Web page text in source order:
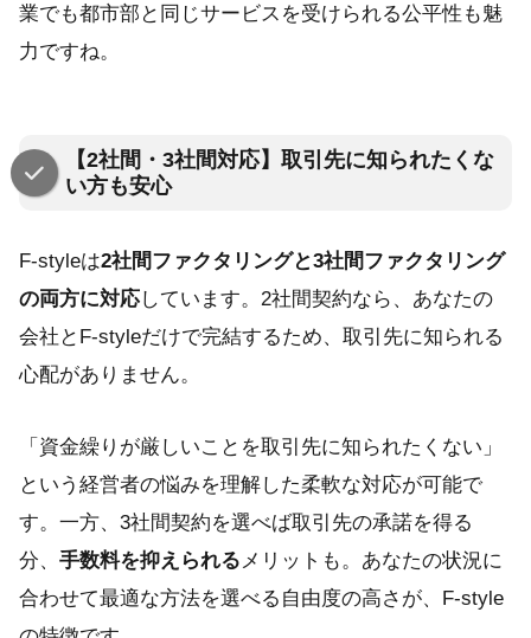
業でも都市部と同じサービスを受けられる公平性も魅
力ですね。
【2社間・3社間対応】取引先に知られたくな
い方も安心
F-styleは2社間ファクタリングと3社間ファクタリング
の両方に対応しています。2社間契約なら、あなたの
会社とF-styleだけで完結するため、取引先に知られる
心配がありません。
「資金繰りが厳しいことを取引先に知られたくない」
という経営者の悩みを理解した柔軟な対応が可能で
す。一方、3社間契約を選べば取引先の承諾を得る
分、 手数料を抑えられるメリットも。あなたの状況に
合わせて最適な方法を選べる自由度の高さが、F-style